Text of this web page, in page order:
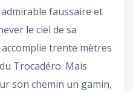
faussaire et
le ciel de sa
trente mètres
Trocadéro. Mais
son chemin un gamin,